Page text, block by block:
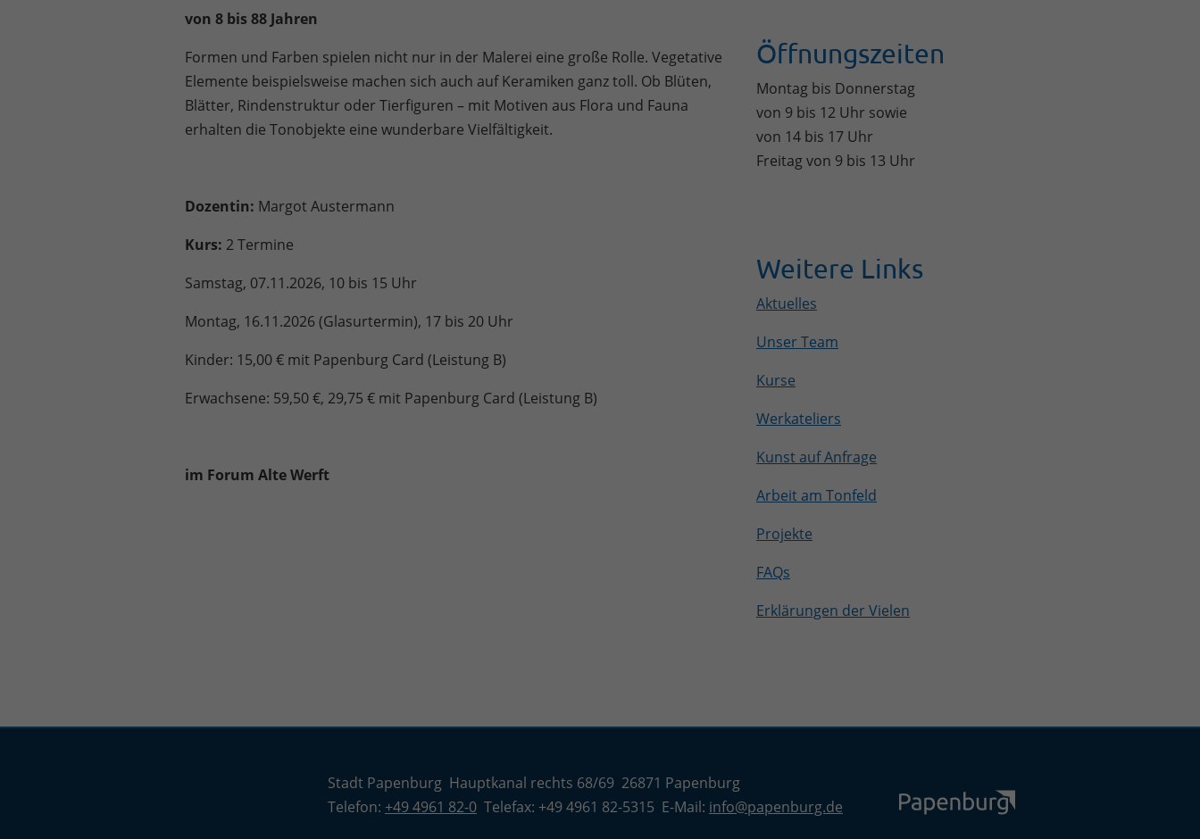
von 8 bis 88 Jahren
Formen und Farben spielen nicht nur in der Malerei eine große Rolle. Vegetative
Elemente beispielsweise machen sich auch auf Keramiken ganz toll. Ob Blüten,
Blätter, Rindenstruktur oder Tierfiguren – mit Motiven aus Flora und Fauna
erhalten die Tonobjekte eine wunderbare Vielfältigkeit.
Dozentin: Margot Austermann
Kurs: 2 Termine
Samstag, 07.11.2026, 10 bis 15 Uhr
Montag, 16.11.2026 (Glasurtermin), 17 bis 20 Uhr
Kinder: 15,00 € mit Papenburg Card (Leistung B)
Erwachsene: 59,50 €, 29,75 € mit Papenburg Card (Leistung B)
im Forum Alte Werft
Öffnungszeiten
Montag bis Donnerstag
von 9 bis 12 Uhr sowie
von 14 bis 17 Uhr
Freitag von 9 bis 13 Uhr
Weitere Links
Aktuelles
Unser Team
Kurse
Werkateliers
Kunst auf Anfrage
Arbeit am Tonfeld
Projekte
FAQs
Erklärungen der Vielen
Stadt Papenburg Hauptkanal rechts 68/69 26871 Papenburg
Telefon: +49 4961 82-0Telefax: +49 4961 82-5315 E-Mail: info@papenburg.de